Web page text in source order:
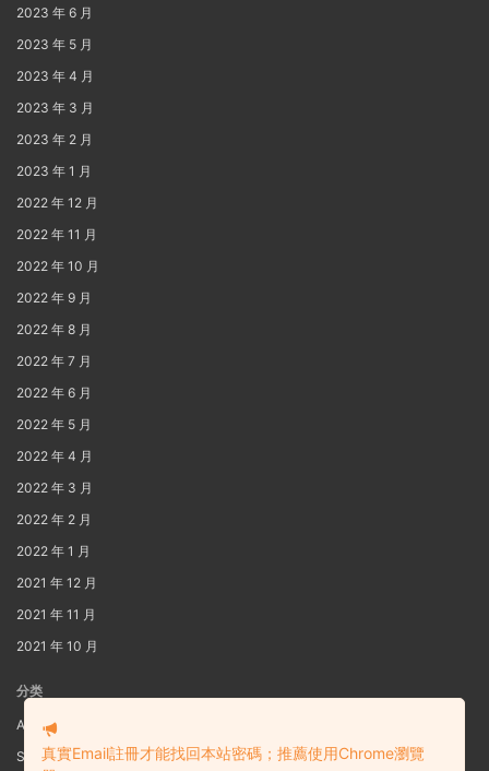
2023 年 6 月
2023 年 5 月
2023 年 4 月
2023 年 3 月
2023 年 2 月
2023 年 1 月
2022 年 12 月
2022 年 11 月
2022 年 10 月
2022 年 9 月
2022 年 8 月
2022 年 7 月
2022 年 6 月
2022 年 5 月
2022 年 4 月
2022 年 3 月
2022 年 2 月
2022 年 1 月
2021 年 12 月
2021 年 11 月
2021 年 10 月
分类
AIG
S3
真實Email註冊才能找回本站密碼；推薦使用Chrome瀏覽